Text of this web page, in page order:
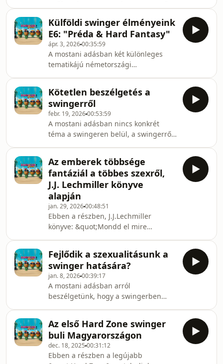
kategóriákban
Külföldi swinger élményeink
E6: "Préda & Hard Fantasy"
ápr. 3, 202600:35:59
A mostani adásban két különleges
tematikájú németországi
Kötetlen beszélgetés a
swingerről
febr. 19, 202600:53:59
A mostani adásban nincs konkrét
téma a swingeren belül, a swingerről
Az emberek többsége
fantáziál a többes szexről,
J.J. Lechmiller könyve
alapján
jan. 29, 202600:48:51
Ebben a részben, J.J.Lechmiller
könyve: &quot;Mondd el mire
beszélgetünk
Fejlődik a szexualitásunk a
swinger hatására?
jan. 8, 202600:39:17
A mostani adásban arról
beszélgetünk, hogy a swingerben
vagy sem.
Az első Hard Zone swinger
buli Magyarországon
dec. 18, 2025 00:31:12
Ebben a részben a legújabb